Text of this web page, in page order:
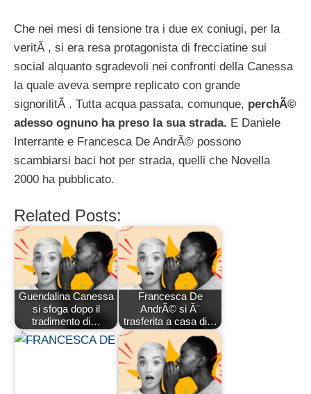
Che nei mesi di tensione tra i due ex coniugi, per la
veritÃ , si era resa protagonista di frecciatine sui
social alquanto sgradevoli nei confronti della Canessa
la quale aveva sempre replicato con grande
signorilitÃ . Tutta acqua passata, comunque, perchÃ©
adesso ognuno ha preso la sua strada. E Daniele
Interrante e Francesca De AndrÃ© possono
scambiarsi baci hot per strada, quelli che Novella
2000 ha pubblicato.
Related Posts:
Guendalina Canessa
si sfoga dopo il
tradimento di…
Francesca De
AndrÃ© si Ã¨
trasferita a casa di…